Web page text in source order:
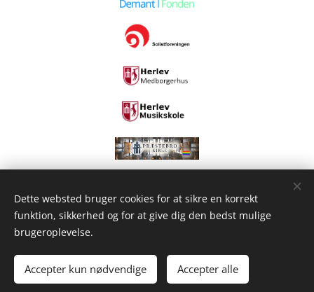
Dette websted bruger cookies for at sikre en korrekt
funktion, sikkerhed og for at give dig den bedst mulige
brugeroplevelse.
Accepter kun nødvendige Accepter alle